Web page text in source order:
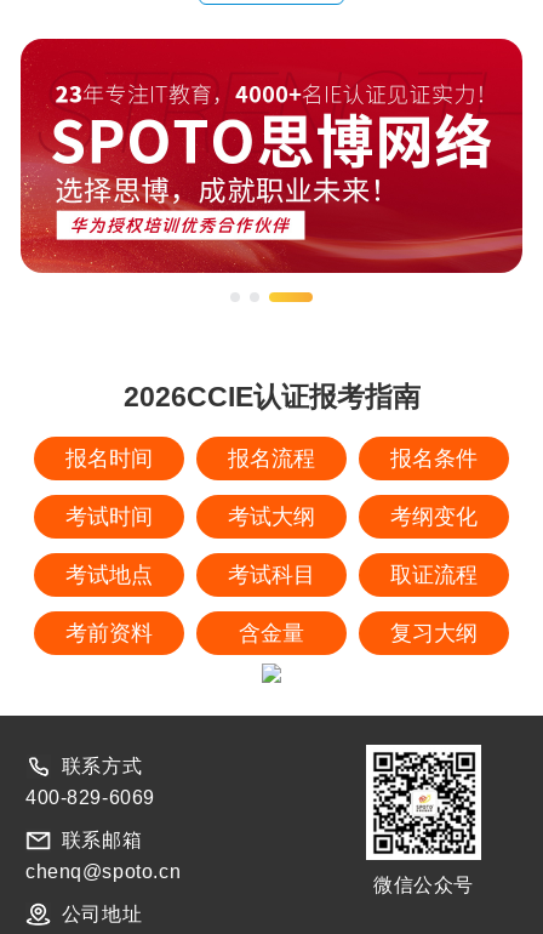
2026CCIE认证报考指南
报名时间 报名流程 报名条件
考试时间 考试大纲 考纲变化
考试地点 考试科目 取证流程
考前资料 含金量 复习大纲
联系方式
400-829-6069
联系邮箱
chenq@spoto.cn
公司地址
微信公众号